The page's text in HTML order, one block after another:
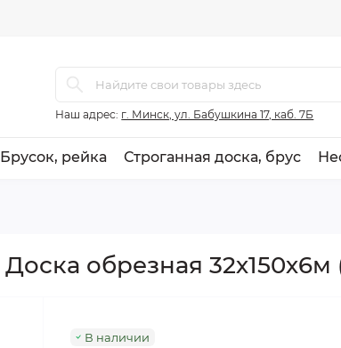
Наш адрес: г. Минск, ул. Бабушкина 17, каб. 7Б
Брусок, рейка Строганная доска, брус
Доска обрезная 32х150х6м
В наличии